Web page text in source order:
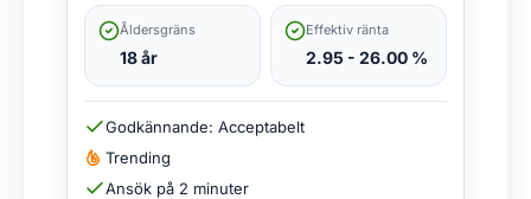
Åldersgräns
18 år
Effektiv ränta
2.95 - 26.00 %
Godkännande: Acceptabelt
Trending
Ansök på 2 minuter